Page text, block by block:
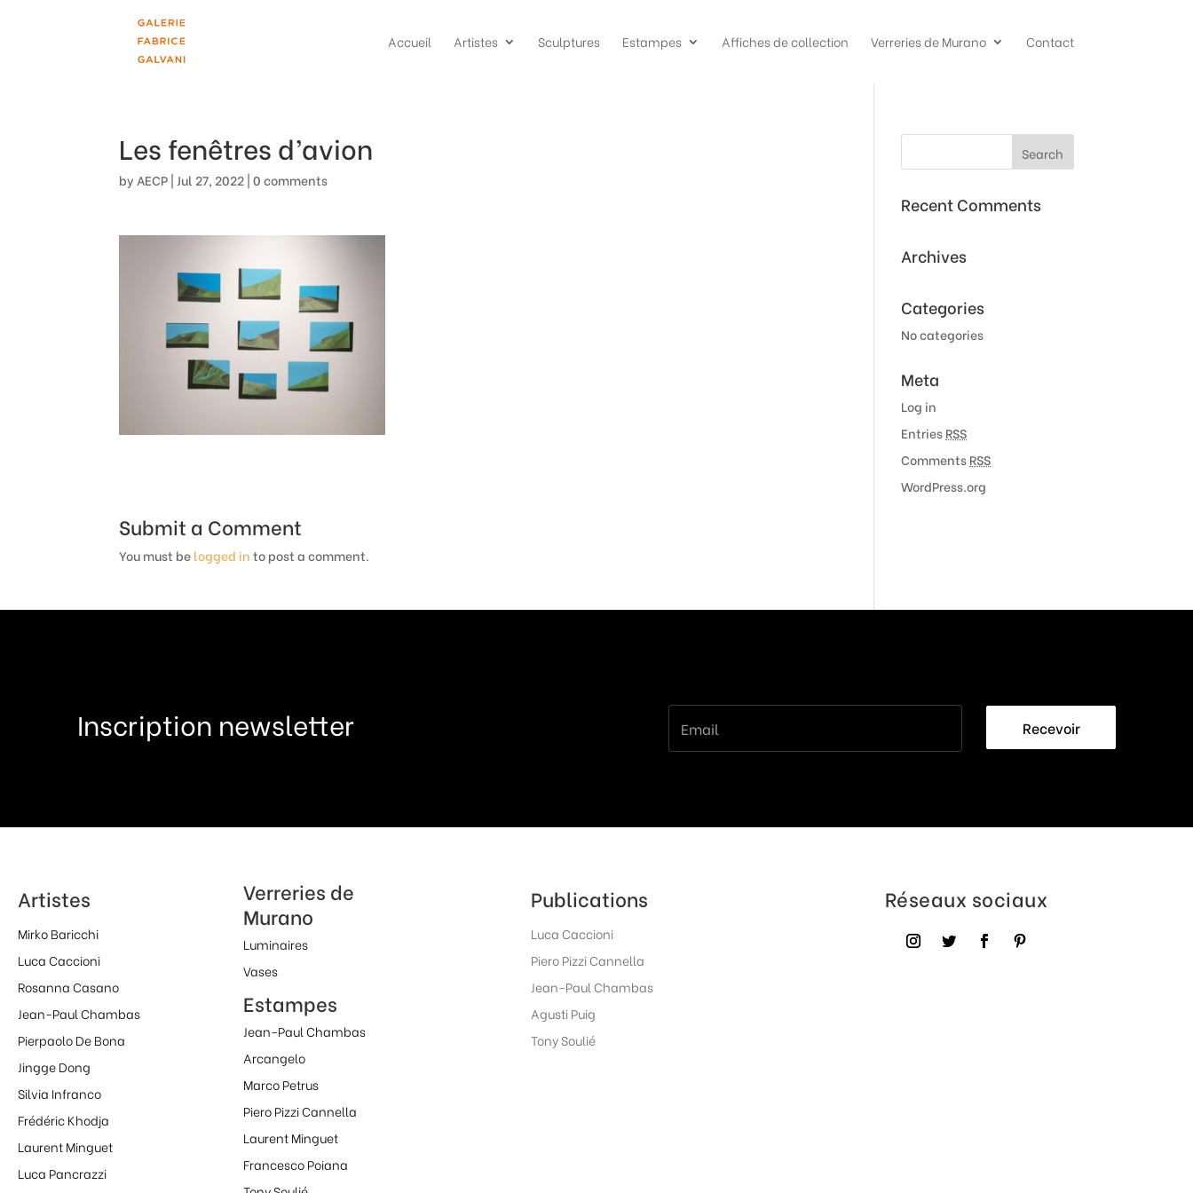
Accueil Artistes Sculptures Estampes Affiches de collection Verreries de Murano Contact
Les fenêtres d’avion
by AECP| Jul 27, 2022|0 comments
Submit a Comment
You must belogged into post a comment.
Recent Comments
Archives
Categories
No categories
Meta
Log in
EntriesRSS
CommentsRSS
WordPress.org
Inscription newsletter Recevoir
Artistes
Mirko Baricchi
Luca Caccioni
Rosanna Casano
Jean-Paul Chambas
Pierpaolo De Bona
Jingge Dong
Silvia Infranco
Frédéric Khodja
Laurent Minguet
Luca Pancrazzi
Verreries de
Murano
Luminaires
Vases
Estampes
Jean-Paul Chambas
Arcangelo
Marco Petrus
Piero Pizzi Cannella
Laurent Minguet
Francesco Poiana
Publications
Luca Caccioni
Piero Pizzi Cannella
Jean-Paul Chambas
Agusti Puig
Tony Soulié
Réseaux sociaux